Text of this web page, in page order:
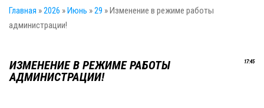
Главная »2026 »Июнь »29 » Изменение в режиме работы
администрации!
17:45
ИЗМЕНЕНИЕ В РЕЖИМЕ РАБОТЫ
АДМИНИСТРАЦИИ!